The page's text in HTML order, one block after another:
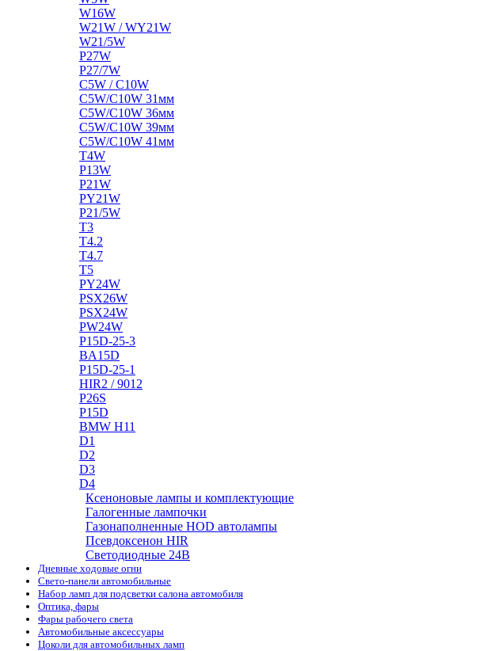
W16W
W21W / WY21W
W21/5W
P27W
P27/7W
C5W / C10W
C5W/C10W 31мм
C5W/C10W 36мм
C5W/C10W 39мм
C5W/C10W 41мм
T4W
P13W
P21W
PY21W
P21/5W
T3
T4.2
T4.7
T5
PY24W
PSX26W
PSX24W
PW24W
P15D-25-3
BA15D
P15D-25-1
HIR2 / 9012
P26S
P15D
BMW H11
D1
D2
D3
D4
Ксеноновые лампы и комплектующие
Галогенные лампочки
Газонаполненные HOD автолампы
Псевдоксенон HIR
Cветодиодные 24B
Дневные ходовые огни
Свето-панели автомобильные
Набор ламп для подсветки салона автомобиля
Оптика, фары
Фары рабочего света
Автомобильные аксессуары
Цоколи для автомобильных ламп